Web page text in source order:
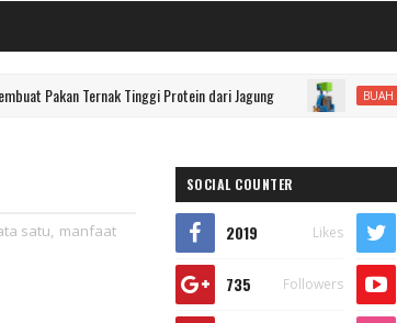
Ternak Tinggi Protein dari Jagung BUAH MARKISA
satu, manfaat
SOCIAL COUNTER
2019 Likes
735 Followers